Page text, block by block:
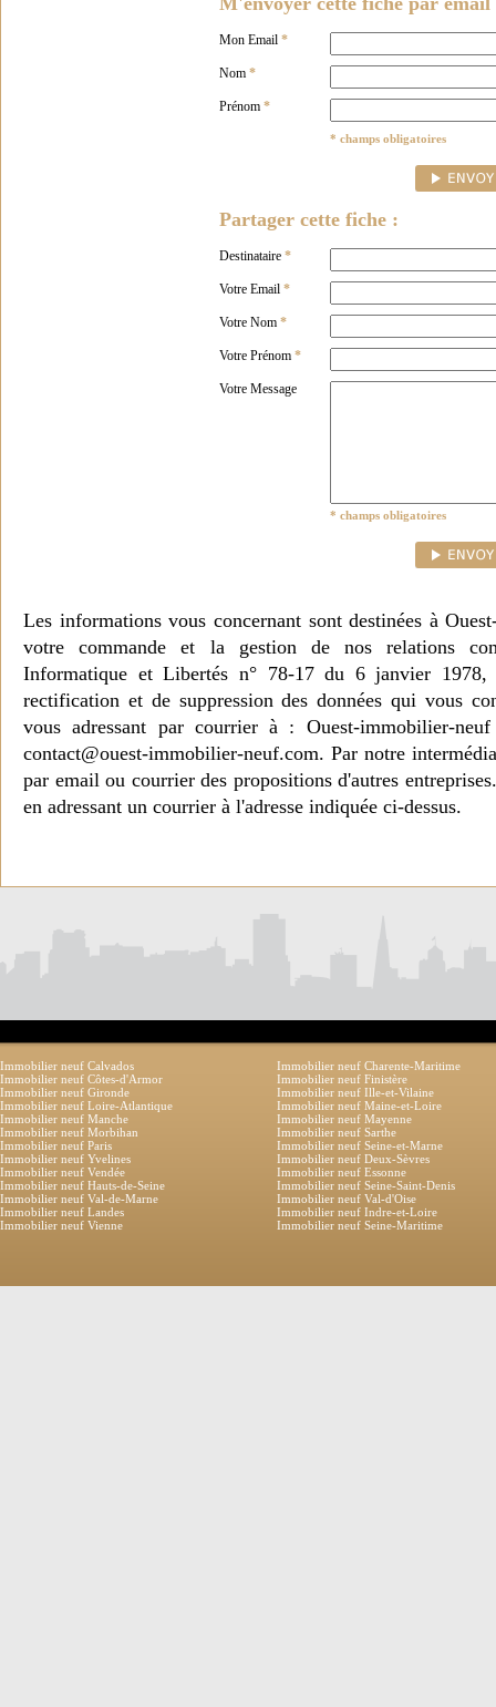
Mon Email *
Nom *
Prénom *
* champs obligatoires
Partager cette fiche :
Destinataire *
Votre Email *
Votre Nom *
Votre Prénom *
Votre Message
* champs obligatoires
Les informations vous concernant sont destinées à
votre commande et la gestion de nos relations
Informatique et Libertés n° 78-17 du 6 janvier 1978,
rectification et de suppression des données qui vous
vous adressant par courrier à : Ouest-immobilier-
contact@ouest-immobilier-neuf.com. Par notre
par email ou courrier des propositions d'autres
en adressant un courrier à l'adresse indiquée ci-dessus.
Immobilier neuf Calvados
Immobilier neuf Charente-Maritime
Immobilier neuf Côtes-d'Armor
Immobilier neuf Finistère
Immobilier neuf Gironde
Immobilier neuf Ille-et-Vilaine
Immobilier neuf Loire-Atlantique
Immobilier neuf Maine-et-Loire
Immobilier neuf Manche
Immobilier neuf Mayenne
Immobilier neuf Morbihan
Immobilier neuf Sarthe
Immobilier neuf Paris
Immobilier neuf Seine-et-Marne
Immobilier neuf Yvelines
Immobilier neuf Deux-Sèvres
Immobilier neuf Vendée
Immobilier neuf Essonne
Immobilier neuf Hauts-de-Seine
Immobilier neuf Seine-Saint-Denis
Immobilier neuf Val-de-Marne
Immobilier neuf Val-d'Oise
Immobilier neuf Landes
Immobilier neuf Indre-et-Loire
Immobilier neuf Vienne
Immobilier neuf Seine-Maritime